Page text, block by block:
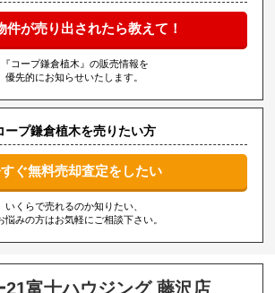
件が売り出されたら教えて！
『コープ鎌倉植木』の販売情報を
優先的にお知らせいたします。
ープ鎌倉植木を売りたい方
ぐ無料売却査定をしたい
いくらで売れるのか知りたい、
悩みの方はお気軽にご相談下さい。
21富士ハウジング 藤沢店